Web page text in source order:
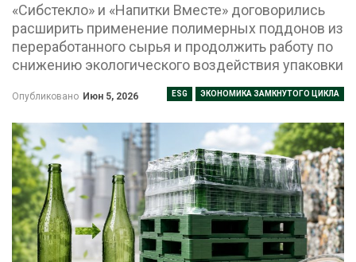
«Сибстекло» и «Напитки Вместе» договорились
расширить применение полимерных поддонов из
переработанного сырья и продолжить работу по
снижению экологического воздействия упаковки
ESG ЭКОНОМИКА ЗАМКНУТОГО ЦИКЛА
Опубликовано Июн 5, 2026